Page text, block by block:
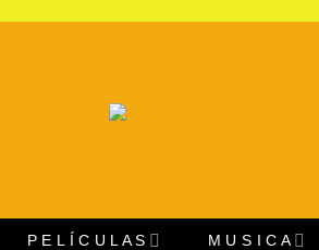
P E L Í C U L A S M U S I C A